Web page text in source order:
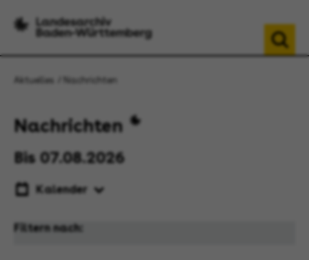
Aktuelles Nachrichten
Nachrichten
Bis 07.08.2026
Kalender
Filtern nach: